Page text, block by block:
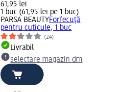
61,95 lei
1 buc (61,95 lei pe 1 buc)
PARSA BEAUTYForfecuță
pentru cuticule, 1 buc
(24)
Livrabil
selectare magazin dm